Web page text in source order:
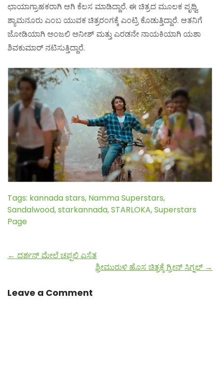
ಛಾಯಾಗ್ರಾಹಕರಾಗಿ ಆಗಿ ಕೆಲಸ ಮಾಡಿದ್ದಾರೆ. ಈ ಚಿತ್ರದ ಮೂಲಕ ಪೃಥ್ವಿ
ಶ್ಯಾಮನೂರು ಎಂಬ ಯುವಕ ಚಿತ್ರರಂಗಕ್ಕೆ ಎಂಟ್ರಿ ಕೊಡುತ್ತಿದ್ದಾರೆ. ಆತನಿಗೆ
ಜೋಡಿಯಾಗಿ ಅಂಜಲಿ ಅನೀಶ್ ಮತ್ತು ಎರಡನೇ ನಾಯಕಿಯಾಗಿ ಯಶಾ
ಶಿವಕುಮಾರ್ ನಟಿಸುತ್ತಿದ್ದಾರೆ.
Tags: kannada stars, Namma Superstars,
Sandalwood,starkannada,STARLOKA,Superstars
Page
← ದರ್ಶನ್ ಮೇಲೆ ಚಪ್ಪಲಿ ಎಸೆತ
ಶ್ರೀಮುರುಳಿ ಹೊಸ ಚಿತ್ರಕ್ಕೆ ಗ್ರೀನ್ ಸಿಗ್ನಲ್ →
Leave a Comment